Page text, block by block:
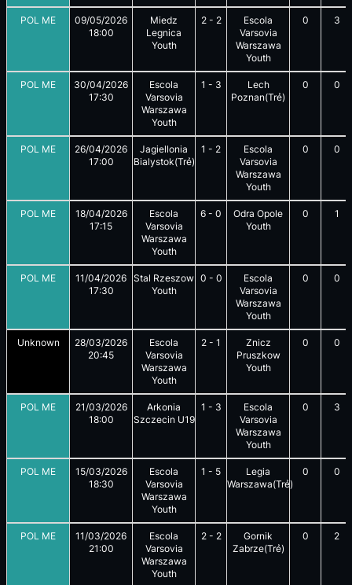
POL ME
09/05/2026
18:00
Miedz
Legnica
Youth
2- 2
Escola
Varsovia
Warszawa
Youth
0 3
POL ME
30/04/2026
17:30
Escola
Varsovia
Warszawa
Youth
1 - 3
Lech
Poznan(Trẻ)
0 0
POL ME
26/04/2026
17:00
Jagiellonia
Bialystok(Trẻ)
1 - 2
Escola
Varsovia
Warszawa
Youth
0 0
POL ME
18/04/2026
17:15
Escola
Varsovia
Warszawa
Youth
6 - 0
Odra Opole
Youth
0 1
POL ME
11/04/2026
17:30
Stal Rzeszow
Youth
0 - 0
Escola
Varsovia
Warszawa
Youth
0 0
Unknown
28/03/2026
20:45
Escola
Varsovia
Warszawa
Youth
2 - 1
Znicz
Pruszkow
Youth
0 0
POL ME
21/03/2026
18:00
Arkonia
Szczecin U19
1 - 3
Escola
Varsovia
Warszawa
Youth
0 3
POL ME
15/03/2026
18:30
Escola
Varsovia
Warszawa
Youth
1 - 5
Legia
Warszawa(Trẻ)
0 0
POL ME
11/03/2026
21:00
Escola
Varsovia
Warszawa
Youth
2- 2
Gornik
Zabrze(Trẻ)
0 2